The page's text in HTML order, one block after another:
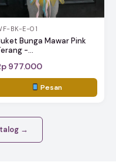
BK-E-01
Bunga Mawar Pink
-...
977.000
Pesan
→